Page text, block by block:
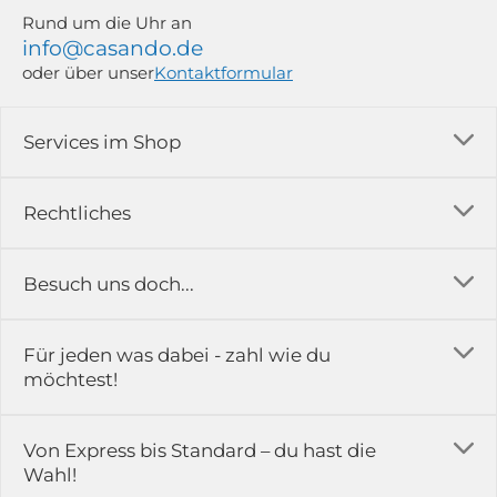
Rechtliches
Impressum
Rückgabe & Reklamation
Widerrufsrecht
Services im Shop
Versandkosten
Erfahrungsberichte & Bewertungen
Kontakt
Karriere
Gewerbekunden
Besuch uns doch...
in der Ausstellung...
51789 Lindlar
Hinweis:
Rund um die Uhr an
info@casando.de
oder über unserKontaktformular
Für jeden was dabei - zahl wie du
möchtest!
Von Express bis Standard – du hast die
Wahl!